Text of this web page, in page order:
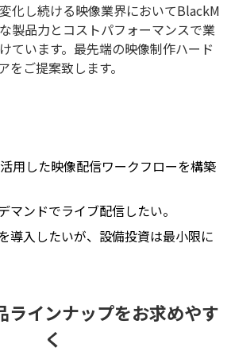
化し続ける映像業界においてBlackM
製品力とコストパフォーマンスで業
ています。最先端の映像制作ハード
をご提案致します。
用した映像配信ワークフローを構築
マンドでライブ配信したい。
導入したいが、設備投資は最小限に
ラインナップをお求めやす
く